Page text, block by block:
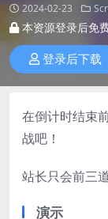
2024-02-23
本资源登录后免
登录后下载
在倒计时结束
战吧！
站长只会前三
演示